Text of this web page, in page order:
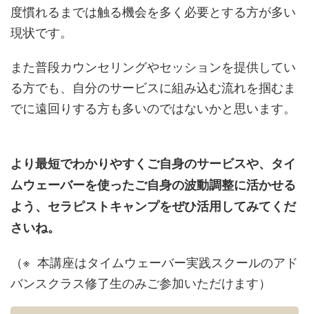
度慣れるまでは触る機会を多く必要とする方が多い
現状です。
また普段カウンセリングやセッションを提供してい
る方でも、自分のサービスに組み込む流れを掴むま
でに遠回りする方も多いのではないかと思います。
より最短でわかりやすくご自身のサービスや、タイ
ムウェーバーを使ったご自身の波動調整に活かせる
よう、セラピストキャンプをぜひ活用してみてくだ
さいね。
（※ 本講座はタイムウェーバー実践スクールのアド
バンスクラス修了生のみご参加いただけます）